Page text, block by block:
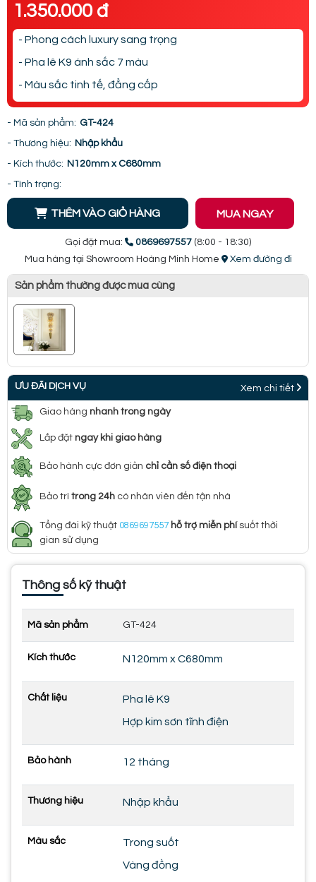
1.350.000 đ
- Phong cách luxury sang trọng
- Pha lê K9 ánh sắc 7 màu
- Màu sắc tinh tế, đẳng cấp
- Mã sản phẩm: GT-424
- Thương hiệu: Nhập khẩu
- Kích thước: N120mm x C680mm
- Tình trạng:
THÊM VÀO GIỎ HÀNG MUA NGAY
Gọi đặt mua: 0869697557 (8:00 - 18:30)
Mua hàng tại Showroom Hoàng Minh Home
Xem đường đi
Sản phẩm thường được mua cùng
ƯU ĐÃI DỊCH VỤ Xem chi tiết
Giao hàng nhanh trong ngày
Lắp đặt ngay khi giao hàng
Bảo hành cực đơn giản chỉ cần số điện thoại
Bảo trì trong 24h có nhân viên đến tận nhà
Tổng đài kỹ thuật 0869697557 hỗ trợ miễn phísuốt thời
gian sử dụng
Thông số kỹ thuật
Mã sản phẩm GT-424
Kích thước N120mm x C680mm
Chất liệu
Pha lê K9
Hợp kim sơn tĩnh điện
Bảo hành 12 tháng
Thương hiệu Nhập khẩu
Màu sắc
Trong suốt
Vàng đồng